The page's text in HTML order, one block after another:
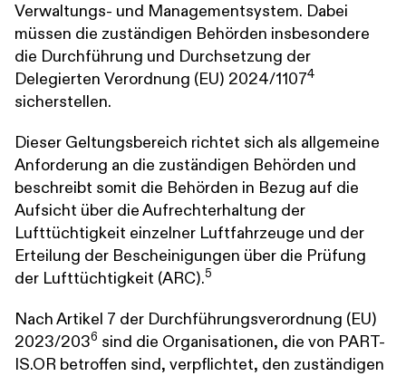
Verwaltungs- und Managementsystem. Dabei
müssen die zuständigen Behörden insbesondere
die Durchführung und Durchsetzung der
Delegierten Verordnung (EU) 2024/11074
sicherstellen.
Dieser Geltungsbereich richtet sich als allgemeine
Anforderung an die zuständigen Behörden und
beschreibt somit die Behörden in Bezug auf die
Aufsicht über die Aufrechterhaltung der
Lufttüchtigkeit einzelner Luftfahrzeuge und der
Erteilung der Bescheinigungen über die Prüfung
der Lufttüchtigkeit (ARC).5
Nach Artikel 7 der Durchführungsverordnung (EU)
2023/2036 sind die Organisationen, die von PART-
IS.OR betroffen sind, verpflichtet, den zuständigen